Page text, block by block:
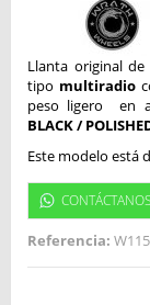
Llanta original de
tipo multiradio
peso ligero en
BLACK /
Este modelo está
Referencia: